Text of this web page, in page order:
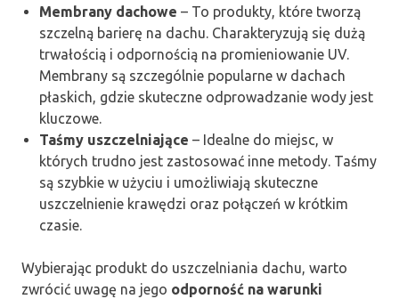
Membrany dachowe – To produkty, które tworzą
szczelną barierę na dachu. Charakteryzują się dużą
trwałością i odpornością na promieniowanie UV.
Membrany są szczególnie popularne w dachach
płaskich, gdzie skuteczne odprowadzanie wody jest
kluczowe.
Taśmy uszczelniające – Idealne do miejsc, w
których trudno jest zastosować inne metody. Taśmy
są szybkie w użyciu i umożliwiają skuteczne
uszczelnienie krawędzi oraz połączeń w krótkim
czasie.
Wybierając produkt do uszczelniania dachu, warto
zwrócić uwagę na jego odporność na warunki